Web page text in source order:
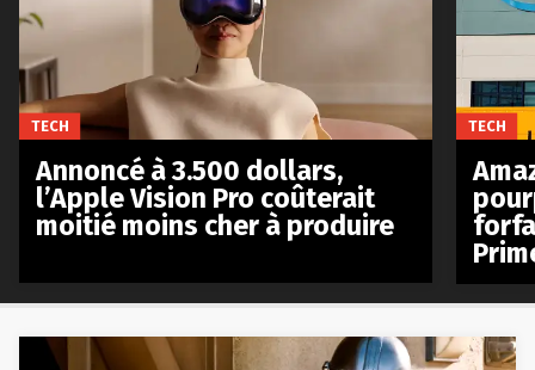
TECH
Annoncé à 3.500 dollars,
l’Apple Vision Pro coûterait
moitié moins cher à produire
TECH